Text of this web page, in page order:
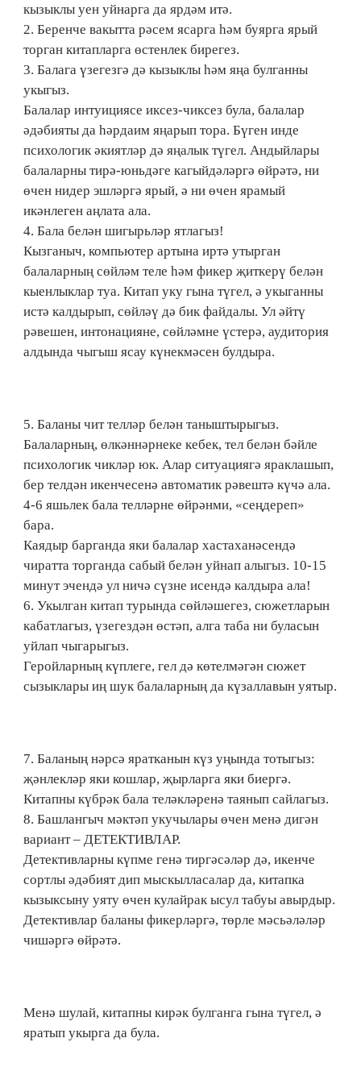
кызыклы уен уйнарга да ярдәм итә.
2. Беренче вакытта рәсем ясарга һәм буярга ярый
торган китапларга өстенлек бирегез.
3. Балага үзегезгә дә кызыклы һәм яңа булганны
укыгыз.
Балалар интуициясе иксез-чиксез була, балалар
әдәбияты да һәрдаим яңарып тора. Бүген инде
психологик әкиятләр дә яңалык түгел. Андыйлары
балаларны тирә-юньдәге кагыйдәләргә өйрәтә, ни
өчен нидер эшләргә ярый, ә ни өчен ярамый
икәнлеген аңлата ала.
4. Бала белән шигырьләр ятлагыз!
Кызганыч, компьютер артына иртә утырган
балаларның сөйләм теле һәм фикер җиткерү белән
кыенлыклар туа. Китап уку гына түгел, ә укыганны
истә калдырып, сөйләү дә бик файдалы. Ул әйтү
рәвешен, интонацияне, сөйләмне үстерә, аудитория
алдында чыгыш ясау күнекмәсен булдыра.
5. Баланы чит телләр белән таныштырыгыз.
Балаларның, өлкәннәрнеке кебек, тел белән бәйле
психологик чикләр юк. Алар ситуациягә яраклашып,
бер телдән икенчесенә автоматик рәвештә күчә ала.
4-6 яшьлек бала телләрне өйрәнми, «сеңдереп»
бара.
Каядыр барганда яки балалар хастаханәсендә
чиратта торганда сабый белән уйнап алыгыз. 10-15
минут эчендә ул ничә сүзне исендә калдыра ала!
6. Укылган китап турында сөйләшегез, сюжетларын
кабатлагыз, үзегездән өстәп, алга таба ни буласын
уйлап чыгарыгыз.
Геройларның күплеге, гел дә көтелмәгән сюжет
сызыклары иң шук балаларның да күзаллавын уятыр.
7. Баланың нәрсә яратканын күз уңында тотыгыз:
җәнлекләр яки кошлар, җырларга яки биергә.
Китапны күбрәк бала теләкләренә таянып сайлагыз.
8. Башлангыч мәктәп укучылары өчен менә дигән
вариант – ДЕТЕКТИВЛАР.
Детективларны күпме генә тиргәсәләр дә, икенче
сортлы әдәбият дип мыскылласалар да, китапка
кызыксыну уяту өчен кулайрак ысул табуы авырдыр.
Детективлар баланы фикерләргә, төрле мәсьәләләр
чишәргә өйрәтә.
Менә шулай, китапны кирәк булганга гына түгел, ә
яратып укырга да була.